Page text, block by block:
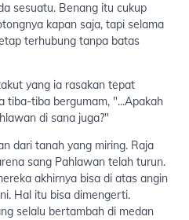
sesuatu. Benang itu cukup
kapan saja, tapi selama
terhubung tanpa batas
yang ia rasakan tepat
tiba-tiba bergumam, "...Apakah
di sana juga?"
dari tanah yang miring. Raja
sang Pahlawan telah turun.
akhirnya bisa di atas angin
Hal itu bisa dimengerti.
selalu bertambah di medan